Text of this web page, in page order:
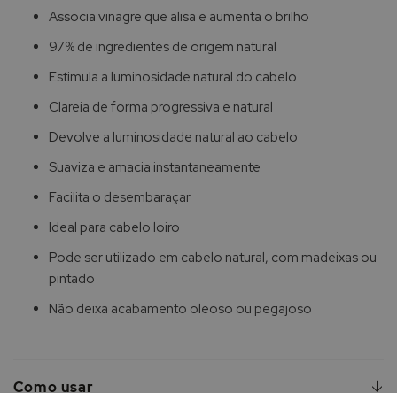
Associa vinagre que alisa e aumenta o brilho
97% de ingredientes de origem natural
Estimula a luminosidade natural do cabelo
Clareia de forma progressiva e natural
Devolve a luminosidade natural ao cabelo
Suaviza e amacia instantaneamente
Facilita o desembaraçar
Ideal para cabelo loiro
Pode ser utilizado em cabelo natural, com madeixas ou
pintado
Não deixa acabamento oleoso ou pegajoso
Como usar